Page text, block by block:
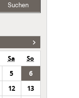
Suchen
Sa
So
5
6
12
13